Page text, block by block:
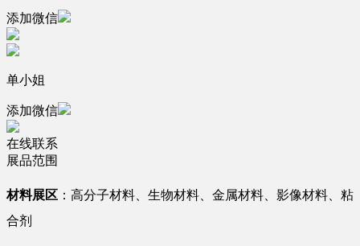
添加微信
单小姐
添加微信
在线联系
展品范围
材料展区 ：高分子材料、生物材料、金属材料、影像材料、粘
合剂